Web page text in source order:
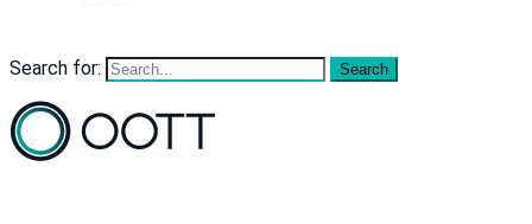
Search for: